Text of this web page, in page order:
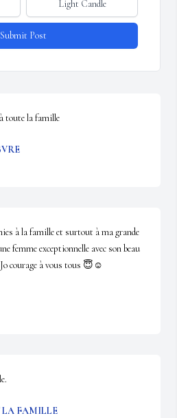
Light Candle
Submit Post
toute la famille
à la famille et surtout à ma grande
femme exceptionnelle avec son beau
courage à vous tous 😇☺️
FAMILLE